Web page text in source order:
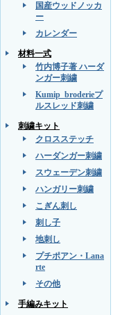
国産ウッドノッカ
ー
カレンダー
材料一式
竹内博子著 ハーダ
ンガー刺繍
Kumip_broderieプ
ルスレッド刺繍
刺繍キット
クロスステッチ
ハーダンガー刺繍
スウェーデン刺繍
ハンガリー刺繍
こぎん刺し
刺し子
地刺し
プチポアン・Lana
rte
その他
手編みキット